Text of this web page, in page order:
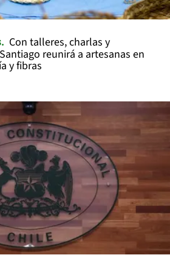
Con talleres, charlas y
reunirá a artesanas en
y fibras